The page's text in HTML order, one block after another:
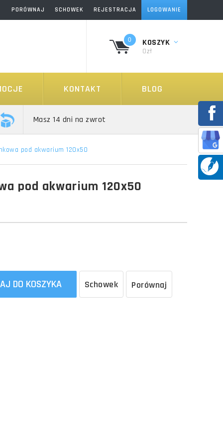
REJESTRACJA LOGOWANIE
SCHOWEK
PORÓWNAJ
0 KOSZYK
0zł
KONTAKT BLOG
Masz 14 dni na zwrot
pod akwarium 120x50
pod akwarium 120x50
DO KOSZYKA Schowek Porównaj